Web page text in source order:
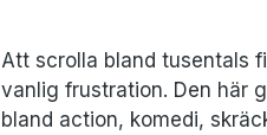
Att scrolla bland tusentals
vanlig frustration. Den här
bland action, komedi,